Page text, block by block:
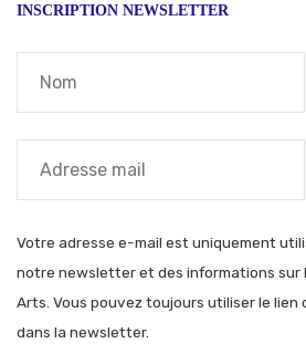
INSCRIPTION NEWSLETTER
Votre adresse e-mail est uniquement
notre newsletter et des informations sur
Arts. Vous pouvez toujours utiliser le lien
dans la newsletter.